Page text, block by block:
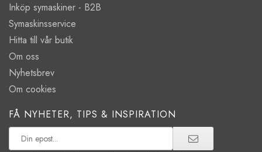
Inköp symaskiner - B2B
Symaskinsservice
Hitta till vår butik
Om oss
Nyhetsbrev
Om cookies
FÅ NYHETER, TIPS & INSPIRATION